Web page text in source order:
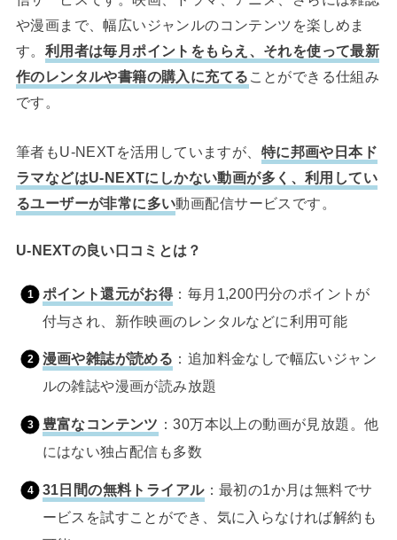
や漫画まで、幅広いジャンルのコンテンツを楽しめま
す。 利用者は毎月ポイントをもらえ、それを使って最新
作のレンタルや書籍の購入に充てる ことができる仕組み
です。
筆者もU-NEXTを活用していますが、 特に邦画や日本ド
ラマなどはU-NEXTにしかない動画が多く、利用してい
るユーザーが非常に多い動画配信サービスです。
U-NEXTの良い口コミとは？
ポイント還元がお得：毎月1,200円分のポイントが
付与され、新作映画のレンタルなどに利用可能
漫画や雑誌が読める ：追加料金なしで幅広いジャン
ルの雑誌や漫画が読み放題
豊富なコンテンツ ：30万本以上の動画が見放題。他
にはない独占配信も多数
31日間の無料トライアル：最初の1か月は無料でサ
ービスを試すことができ、気に入らなければ解約も